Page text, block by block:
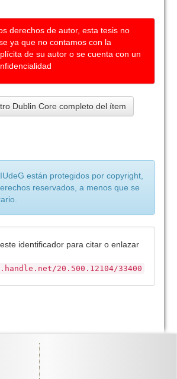
derechos de autor, esta tesis no
ya que no contamos con la
de su autor o se cuenta con un
Dublin Core completo del ítem
están protegidos por copyright,
reservados, a menos que se
identificador para citar o enlazar
20.500.12104/33400